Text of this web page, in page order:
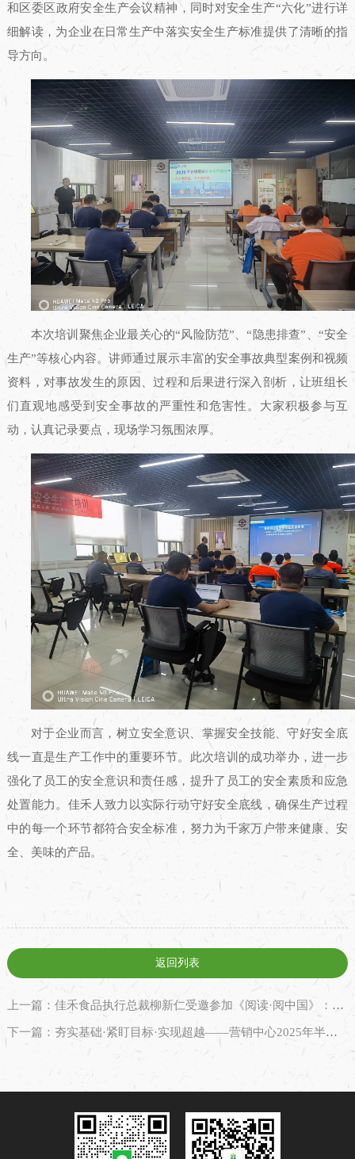
和区委区政府安全生产会议精神，同时对安全生产“六化”进行详
细解读，为企业在日常生产中落实安全生产标准提供了清晰的指
导方向。
本次培训聚焦企业最关心的“风险防范”、“隐患排查”、“安全
生产”等核心内容。讲师通过展示丰富的安全事故典型案例和视频
资料，对事故发生的原因、过程和后果进行深入剖析，让班组长
们直观地感受到安全事故的严重性和危害性。大家积极参与互
动，认真记录要点，现场学习氛围浓厚。
对于企业而言，树立安全意识、掌握安全技能、守好安全底
线一直是生产工作中的重要环节。此次培训的成功举办，进一步
强化了员工的安全意识和责任感，提升了员工的安全素质和应急
处置能力。佳禾人致力以实际行动守好安全底线，确保生产过程
中的每一个环节都符合安全标准，努力为千家万户带来健康、安
全、美味的产品。
返回列表
上一篇：佳禾食品执行总裁柳新仁受邀参加《阅读·阅中国》：领读经典传信念，公益捐赠筑书乡
下一篇：夯实基础·紧盯目标·实现超越——营销中心2025年半年度述职培训会圆满收官